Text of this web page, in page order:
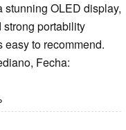
OLED display,
portability
to recommend.
Fecha: